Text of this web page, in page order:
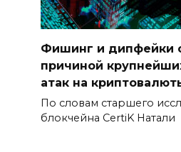
Фишинг и дипфейки
причиной
атак на
По словам старшего
блокчейна CertiK Натали